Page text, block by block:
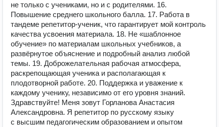
не только с учениками, но и с родителями. 16.
Повышение среднего школьного балла. 17. Работа в
тандеме репетитор-ученик, что гарантирует мой контроль
качества усвоения материала. 18. Не «шаблонное
обучение» по материалам школьных учебников, а
развёрнутое объяснение и подробный анализ любой
темы. 19. Доброжелательная рабочая атмосфера,
раскрепощающая ученика и располагающая к
плодотворной работе. 20. Поддержка и уважение к
каждому ученику, независимо от его уровня знаний.
Здравствуйте! Меня зовут Горланова Анастасия
Александровна. Я репетитор по русскому языку
с высшим педагогическим образованием и опытом